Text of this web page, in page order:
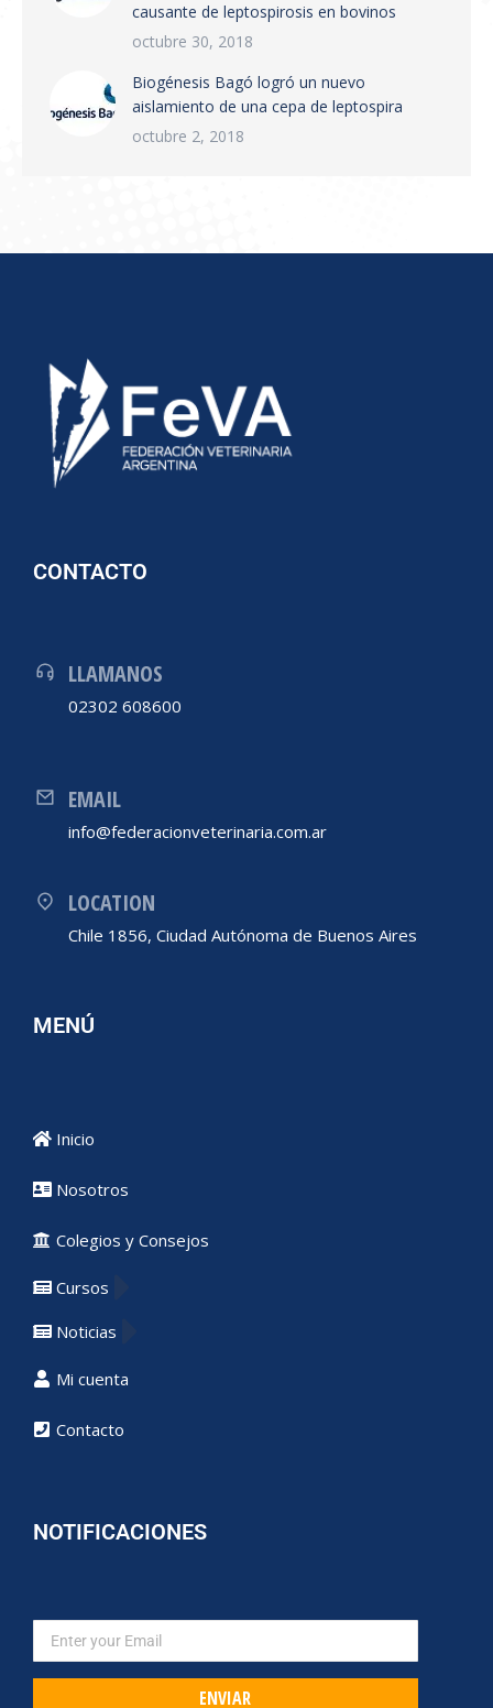
causante de leptospirosis en bovinos
octubre 30, 2018
Biogénesis Bagó logró un nuevo
aislamiento de una cepa de leptospira
octubre 2, 2018
CONTACTO
LLAMANOS
02302 608600
EMAIL
info@federacionveterinaria.com.ar
LOCATION
Chile 1856, Ciudad Autónoma de Buenos Aires
MENÚ
Inicio
Nosotros
Colegios y Consejos
Cursos
Noticias
Mi cuenta
Contacto
NOTIFICACIONES
ENVIAR